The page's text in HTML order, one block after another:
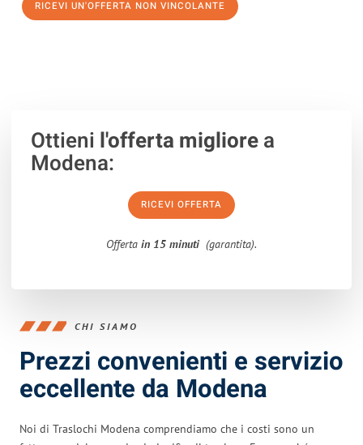
RICEVI UN'OFFERTA NON VINCOLANTE
Ottieni l'offerta migliorea
Modena:
RICEVI OFFERTA
Offerta in 15 minuti (garantita).
CHI SIAMO
Prezzi convenienti e servizio
eccellente da Modena
Noi di Traslochi Modena comprendiamo che i costi sono un